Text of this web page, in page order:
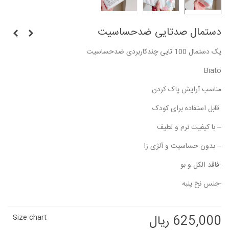
دستمال صدتایی ضدحساسیت
پک‌ دستمال 100 تایی چندکاربردی ضدحساسیت
Biato
مناسب آرایش پاک کردن
قابل استفاده برای کودک
– با کیفیت نرم و لطیف
– بدون حساسیت و آلژی زا
-فاقد الکل و بو
-جنس نخ پنبه
625,000 ریال
Size chart